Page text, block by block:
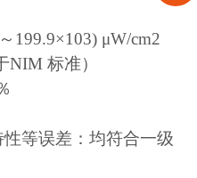
199.9×103) μW/cm2
NIM 标准）
性等误差：均符合一级